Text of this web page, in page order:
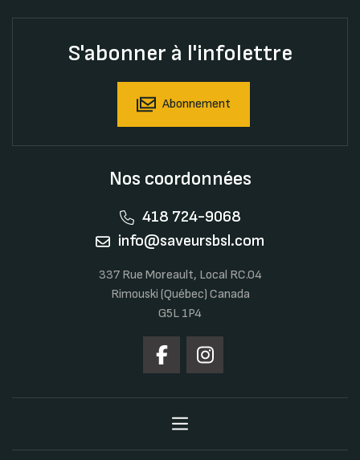
S'abonner à l'infolettre
Abonnement
Nos coordonnées
418 724-9068
info@saveursbsl.com
337 Rue Moreault, Local RC.04
Rimouski (Québec) Canada
G5L 1P4